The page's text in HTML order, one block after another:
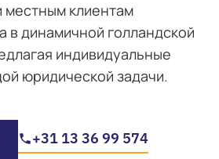
клиентам
в динамичной голландской
индивидуальные
юридической задачи.
+31 13 36 99 574